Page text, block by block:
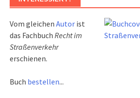
Vom gleichen Autor ist
das Fachbuch Recht im
Straßenverkehr
erschienen.
Buch bestellen...